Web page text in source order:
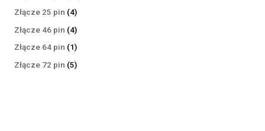
Złącze 25 pin 44
produkty
Złącze 46 pin 44
produkty
Złącze 64 pin 11
produkt
Złącze 72 pin 55